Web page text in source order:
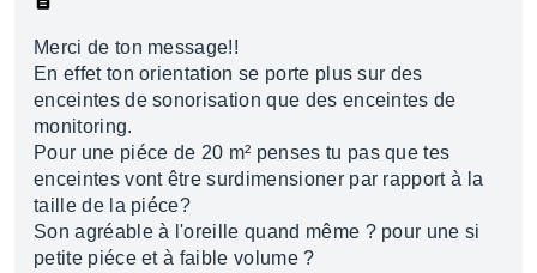
Merci de ton message!!
En effet ton orientation se porte plus sur des
enceintes de sonorisation que des enceintes de
monitoring.
Pour une piéce de 20 m² penses tu pas que tes
enceintes vont être surdimensioner par rapport à la
taille de la piéce?
Son agréable à l'oreille quand même ? pour une si
petite piéce et à faible volume ?